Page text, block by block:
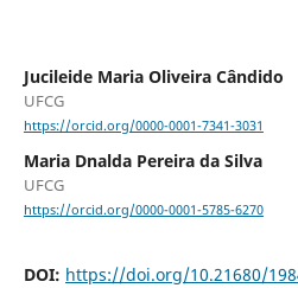
Jucileide Maria Oliveira Cândido
UFCG
https://orcid.org/0000-0001-7341-3031
Maria Dnalda Pereira da Silva
UFCG
https://orcid.org/0000-0001-5785-6270
DOI: https://doi.org/10.21680/